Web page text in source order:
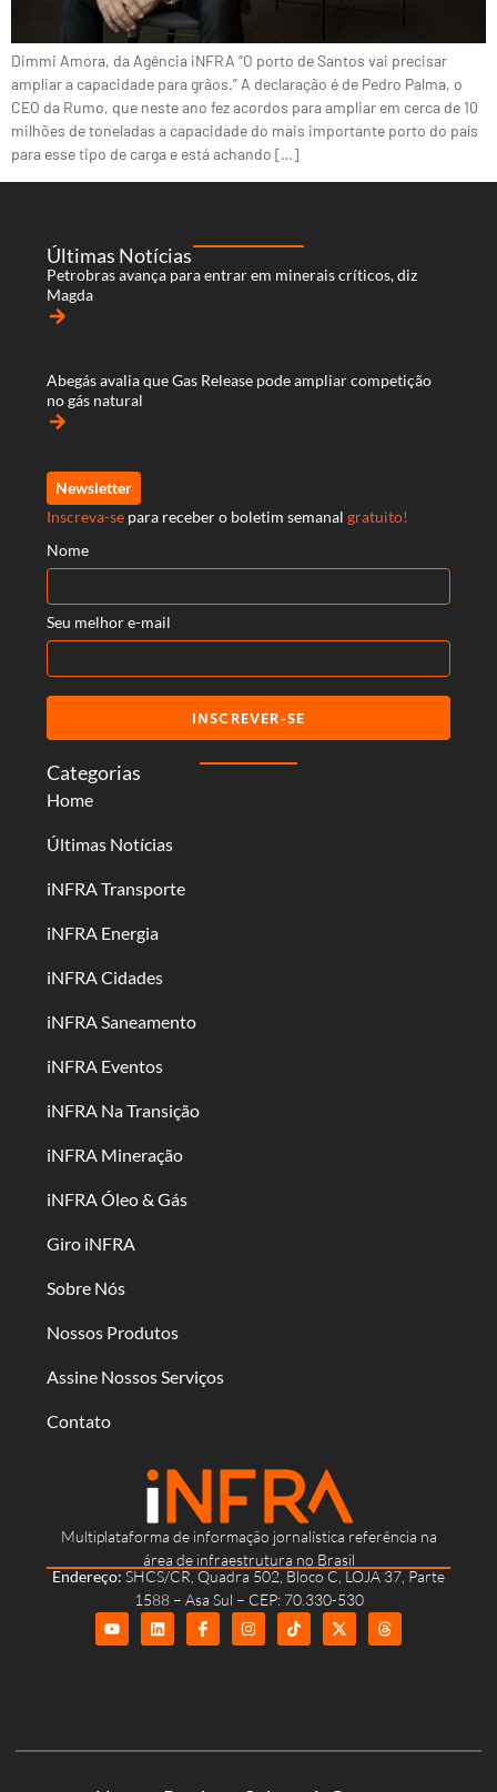
Dimmi Amora, da Agência iNFRA “O porto de Santos vai precisar
ampliar a capacidade para grãos.” A declaração é de Pedro Palma, o
CEO da Rumo, que neste ano fez acordos para ampliar em cerca de 10
milhões de toneladas a capacidade do mais importante porto do país
para esse tipo de carga e está achando […]
Multiplataforma de informação jornalística referência na
área de infraestrutura no Brasil
Endereço: SHCS/CR, Quadra 502, Bloco C, LOJA 37, Parte
1588 – Asa Sul – CEP: 70.330-530
Categorias
Home
Últimas Notícias
iNFRA Transporte
iNFRA Energia
iNFRA Cidades
iNFRA Saneamento
iNFRA Eventos
iNFRA Na Transição
iNFRA Mineração
iNFRA Óleo & Gás
Giro iNFRA
Sobre Nós
Nossos Produtos
Assine Nossos Serviços
Contato
Últimas Notícias
Petrobras avança para entrar em minerais críticos, diz
Magda
arrow_forward
Abegás avalia que Gas Release pode ampliar competição
no gás natural
arrow_forward
Newsletter
Inscreva-se para receber o boletim semanal gratuito!
Nome
Seu melhor e-mail
INSCREVER-SE